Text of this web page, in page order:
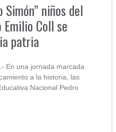
Simón” niños del
Coll se
patria
En una jornada marcada
a la historia, las
Nacional Pedro